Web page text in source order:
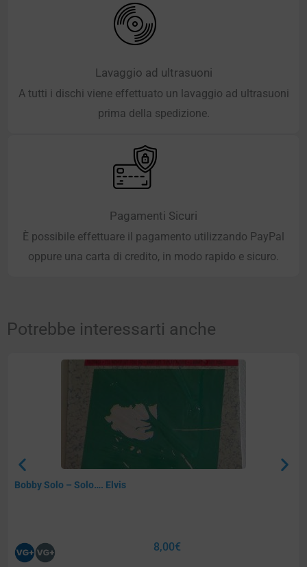
Lavaggio ad ultrasuoni
A tutti i dischi viene effettuato un lavaggio ad ultrasuoni
prima della spedizione.
Pagamenti Sicuri
È possibile effettuare il pagamento utilizzando PayPal
oppure una carta di credito, in modo rapido e sicuro.
Potrebbe interessarti anche
Bobby Solo – Solo…. Elvis
8,00€